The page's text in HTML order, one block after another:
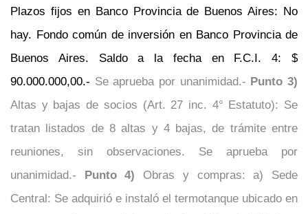
Plazos fijos en Banco Provincia de Buenos Aires: No
hay. Fondo común de inversión en Banco Provincia de
Buenos Aires. Saldo a la fecha en F.C.I. 4: $
90.000.000,00.- Se aprueba por unanimidad.- Punto 3)
Altas y bajas de socios (Art. 27 inc. 4° Estatuto): Se
tratan listados de 8 altas y 4 bajas, de trámite entre
reuniones, sin observaciones. Se aprueba por
unanimidad.- Punto 4) Obras y compras: a) Sede
Central: Se adquirió e instaló el termotanque ubicado en